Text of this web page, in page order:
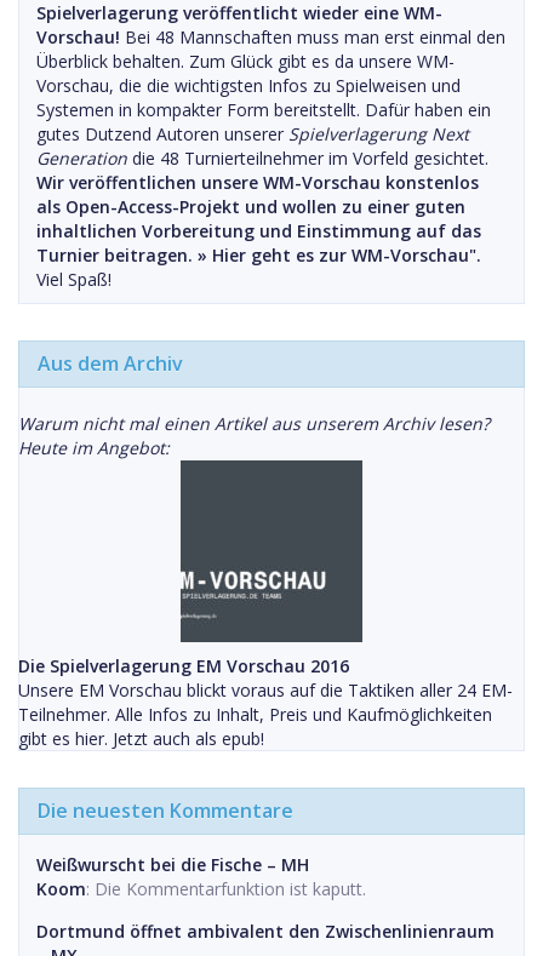
Spielverlagerung veröffentlicht wieder eine WM-
Vorschau! Bei 48 Mannschaften muss man erst einmal den
Überblick behalten. Zum Glück gibt es da unsere WM-
Vorschau, die die wichtigsten Infos zu Spielweisen und
Systemen in kompakter Form bereitstellt. Dafür haben ein
gutes Dutzend Autoren unserer Spielverlagerung Next
Generation die 48 Turnierteilnehmer im Vorfeld gesichtet.
Wir veröffentlichen unsere WM-Vorschau konstenlos
als Open-Access-Projekt und wollen zu einer guten
inhaltlichen Vorbereitung und Einstimmung auf das
Turnier beitragen. » Hier geht es zur WM-Vorschau".
Viel Spaß!
Aus dem Archiv
Warum nicht mal einen Artikel aus unserem Archiv lesen?
Heute im Angebot:
Die Spielverlagerung EM Vorschau 2016
Unsere EM Vorschau blickt voraus auf die Taktiken aller 24 EM-
Teilnehmer. Alle Infos zu Inhalt, Preis und Kaufmöglichkeiten
gibt es hier. Jetzt auch als epub!
Die neuesten Kommentare
Weißwurscht bei die Fische – MH
Koom: Die Kommentarfunktion ist kaputt.
Dortmund öffnet ambivalent den Zwischenlinienraum